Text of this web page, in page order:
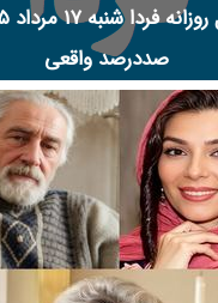
فال
صددرصد واقعی